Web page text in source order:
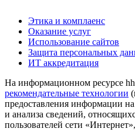
Этика и комплаенс
Оказание услуг
Использование сайтов
Защита персональных
ИТ аккредитация
На информационном ресурсе
рекомендательные технологии
предоставления информации
и анализа сведений,
пользователей сети